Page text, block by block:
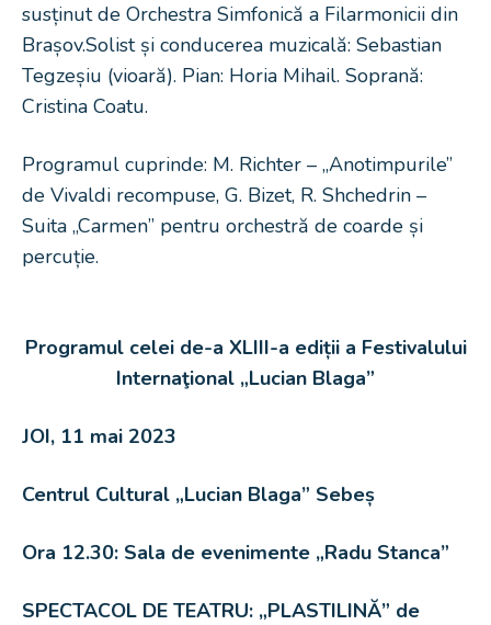
susținut de Orchestra Simfonică a Filarmonicii din
Brașov.Solist și conducerea muzicală: Sebastian
Tegzeșiu (vioară). Pian: Horia Mihail. Soprană:
Cristina Coatu.
Programul cuprinde: M. Richter – „Anotimpurile”
de Vivaldi recompuse, G. Bizet, R. Shchedrin –
Suita „Carmen” pentru orchestră de coarde și
percuție.
Programul celei de-a XLIII-a ediții a Festivalului
Internaţional „Lucian Blaga”
JOI, 11 mai 2023
Centrul Cultural „Lucian Blaga” Sebeș
Ora 12.30: Sala de evenimente „Radu Stanca”
SPECTACOL DE TEATRU: „PLASTILINĂ” de